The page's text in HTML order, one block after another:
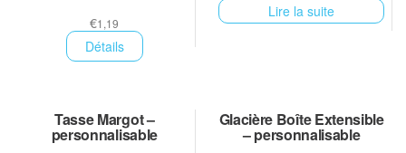
€1,19
Détails
Lire la suite
Tasse Margot –
personnalisable
Glacière Boîte Extensible
– personnalisable